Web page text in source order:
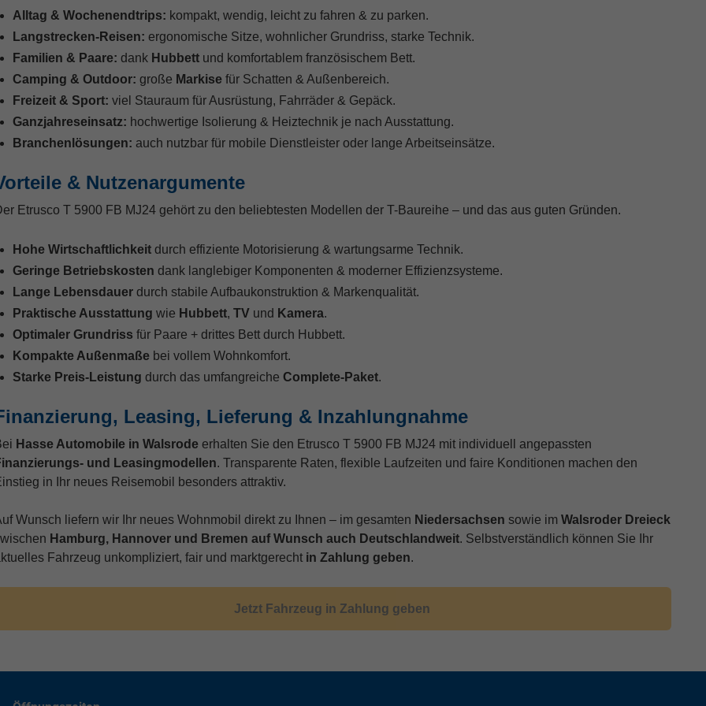
Alltag & Wochenendtrips: kompakt, wendig, leicht zu fahren & zu parken.
Langstrecken-Reisen: ergonomische Sitze, wohnlicher Grundriss, starke Technik.
Familien & Paare: dank Hubbettund komfortablem französischem Bett.
Camping & Outdoor: große Markisefür Schatten & Außenbereich.
Freizeit & Sport: viel Stauraum für Ausrüstung, Fahrräder & Gepäck.
Ganzjahreseinsatz: hochwertige Isolierung & Heiztechnik je nach Ausstattung.
Branchenlösungen: auch nutzbar für mobile Dienstleister oder lange Arbeitseinsätze.
& Nutzenargumente
Etrusco T 5900 FB MJ24 gehört zu den beliebtesten Modellen der T-Baureihe – und das aus guten Gründen.
Hohe Wirtschaftlichkeitdurch effiziente Motorisierung & wartungsarme Technik.
Geringe Betriebskosten dank langlebiger Komponenten & moderner Effizienzsysteme.
Lange Lebensdauerdurch stabile Aufbaukonstruktion & Markenqualität.
Praktische Ausstattung wie Hubbett, TVund Kamera.
Optimaler Grundriss für Paare + drittes Bett durch Hubbett.
Kompakte Außenmaßebei vollem Wohnkomfort.
Starke Preis-Leistung durch das umfangreiche Complete-Paket.
Leasing, Lieferung & Inzahlungnahme
Hasse Automobile in Walsrodeerhalten Sie den Etrusco T 5900 FB MJ24 mit individuell angepassten
und Leasingmodellen. Transparente Raten, flexible Laufzeiten und faire Konditionen machen den
in Ihr neues Reisemobil besonders attraktiv.
Wunsch liefern wir Ihr neues Wohnmobil direkt zu Ihnen – im gesamten Niedersachsen sowie im Walsroder Dreieck
Hamburg, Hannover und Bremen auf Wunsch auch Deutschlandweit. Selbstverständlich können Sie Ihr
Fahrzeug unkompliziert, fair und marktgerecht in Zahlung geben.
Jetzt Fahrzeug in Zahlung geben